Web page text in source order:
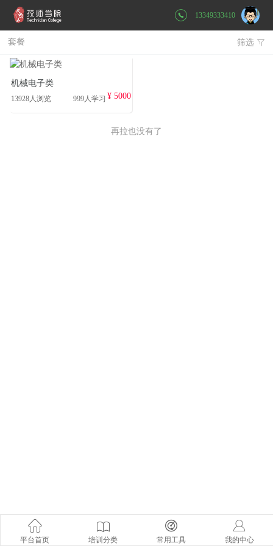
13349333410
套餐 筛选 
机械电子类
¥ 5000
13928人浏览 999人学习
再拉也没有了
平台首页 培训分类 常用工具 我的中心